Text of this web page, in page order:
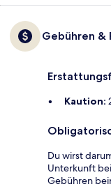
Gebühren &
Kaution:
Du wirst
Unterkunft
Gebühren